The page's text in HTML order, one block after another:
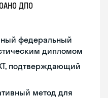
ДПО
федеральный
дипломом
подтверждающий
метод для